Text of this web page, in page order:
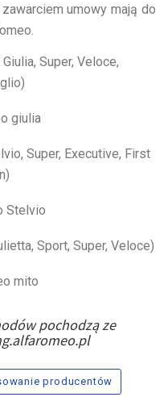
umowy mają do
Super, Veloce,
Super, Executive, First
Sport, Super, Veloce)
pochodzą ze
producentów